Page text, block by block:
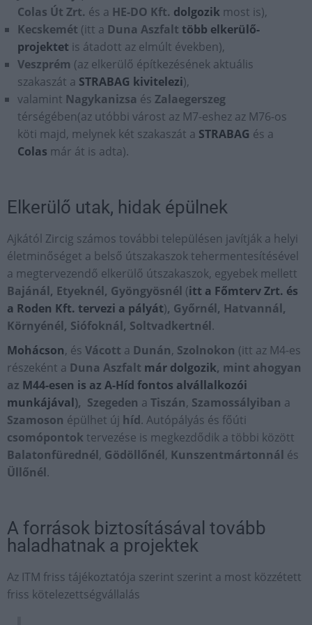
Colas Út Zrt. és a HE-DO Kft. dolgozik most is),
Kecskemét (itt a Duna Aszfalt több elkerülő-
projektet is átadott az elmúlt években),
Veszprém (az elkerülő építkezésének aktuális
szakaszát a STRABAG kivitelezi),
valamint Nagykanizsa és Zalaegerszeg
térségében(az utóbbi várost az M7-eshez az M76-os
köti majd, melynek két szakaszát a STRABAG és a
Colas már át is adta).
Elkerülő utak, hidak épülnek
Ajkától Zircig számos további településen javítják a helyi
életminőséget a belső útszakaszok tehermentesítésével
a megtervezendő elkerülő útszakaszok, egyebek mellett
Bajánál, Etyeknél, Gyöngyösnél (itt a Főmterv Zrt. és
a Roden Kft. tervezi a pályát), Győrnél, Hatvannál,
Környénél, Siófoknál, Soltvadkertnél.
Mohácson, és Vácott a Dunán, Szolnokon (itt az M4-es
részeként a Duna Aszfalt már dolgozik, mint ahogyan
az M44-esen is az A-Híd fontos alvállalkozói
munkájával), Szegeden a Tiszán, Szamossályiban a
Szamoson épülhet új híd. Autópályás és főúti
csomópontok tervezése is megkezdődik a többi között
Balatonfürednél, Gödöllőnél, Kunszentmártonnál és
Üllőnél.
A források biztosításával tovább
haladhatnak a projektek
Az ITM friss tájékoztatója szerint szerint a most közzétett
friss kötelezettségvállalás